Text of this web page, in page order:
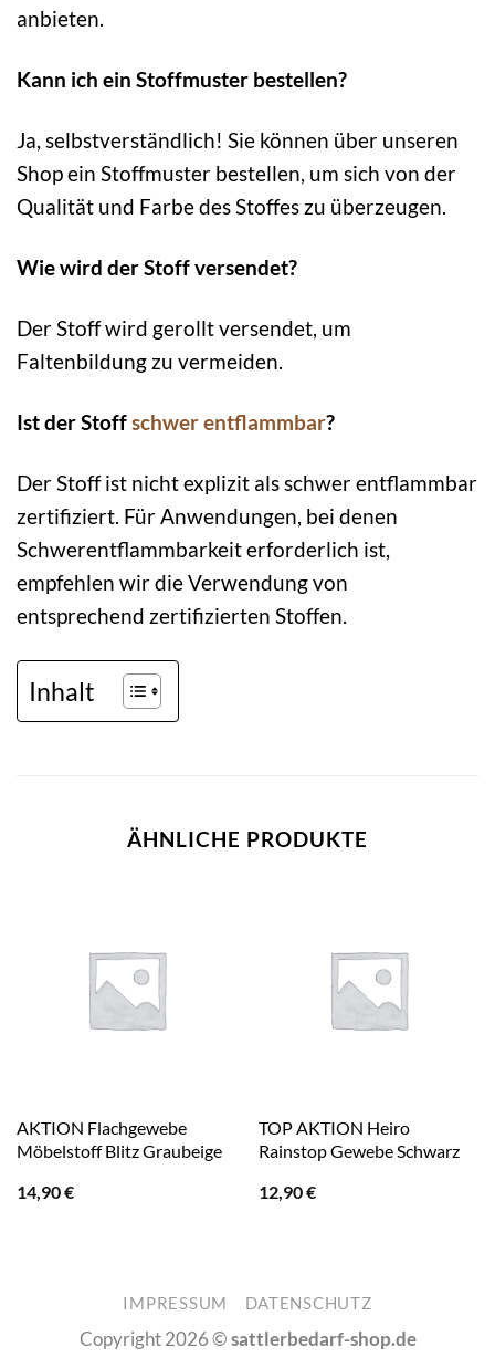
anbieten.
Kann ich ein Stoffmuster bestellen?
Ja, selbstverständlich! Sie können über unseren
Shop ein Stoffmuster bestellen, um sich von der
Qualität und Farbe des Stoffes zu überzeugen.
Wie wird der Stoff versendet?
Der Stoff wird gerollt versendet, um
Faltenbildung zu vermeiden.
Ist der Stoffschwer entflammbar?
Der Stoff ist nicht explizit als schwer entflammbar
zertifiziert. Für Anwendungen, bei denen
Schwerentflammbarkeit erforderlich ist,
empfehlen wir die Verwendung von
entsprechend zertifizierten Stoffen.
Inhalt
ÄHNLICHE PRODUKTE
AKTION Flachgewebe
Möbelstoff Blitz Graubeige
14,90€
TOP AKTION Heiro
Rainstop Gewebe Schwarz
12,90€
IMPRESSUM DATENSCHUTZ
Copyright 2026 ©sattlerbedarf-shop.de